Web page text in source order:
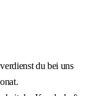
du bei uns